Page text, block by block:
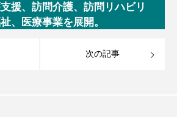
援、訪問介護、訪問リハビリ
、医療事業を展開。
次の記事